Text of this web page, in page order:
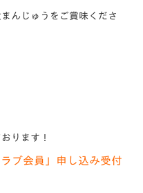
んじゅうをご賞味くださ
ります！
ブ会員」申し込み受付